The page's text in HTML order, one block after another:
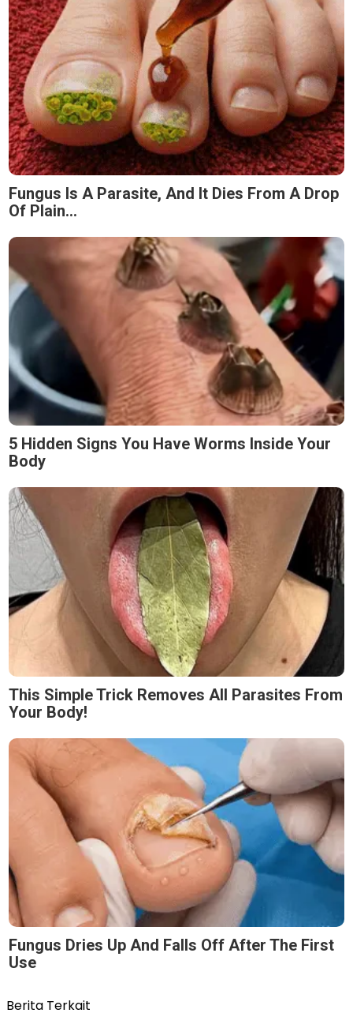
Fungus Is A Parasite, And It Dies From A Drop
Of Plain...
5 Hidden Signs You Have Worms Inside Your
Body
This Simple Trick Removes All Parasites From
Your Body!
Fungus Dries Up And Falls Off After The First
Use
Berita Terkait